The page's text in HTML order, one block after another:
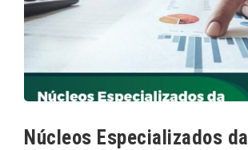
Núcleos Especializados da